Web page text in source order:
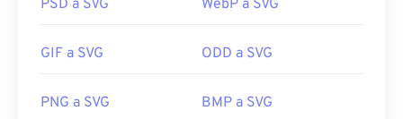
PSD a SVG WebP a SVG
GIF a SVG ODD a SVG
PNG a SVG BMP a SVG